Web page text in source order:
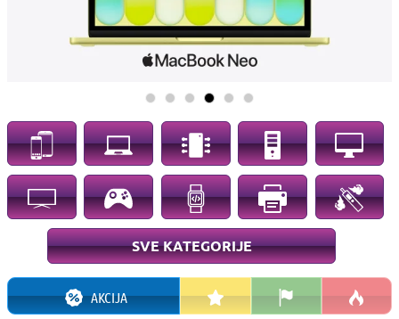
SVE KATEGORIJE
AKCIJA